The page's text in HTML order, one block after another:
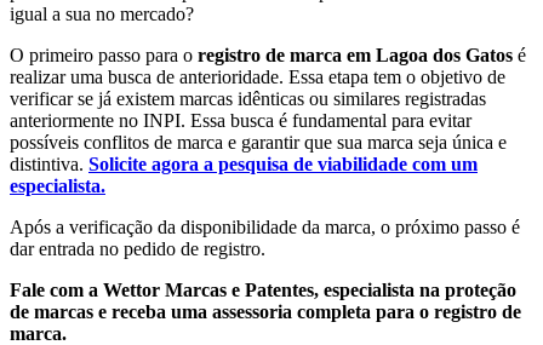
igual a sua no mercado?
O primeiro passo para o registro de marca em Lagoa dos Gatos é
realizar uma busca de anterioridade. Essa etapa tem o objetivo de
verificar se já existem marcas idênticas ou similares registradas
anteriormente no INPI. Essa busca é fundamental para evitar
possíveis conflitos de marca e garantir que sua marca seja única e
distintiva. Solicite agora a pesquisa de viabilidade com um
especialista.
Após a verificação da disponibilidade da marca, o próximo passo é
dar entrada no pedido de registro.
Fale com a Wettor Marcas e Patentes, especialista na proteção
de marcas e receba uma assessoria completa para o registro de
marca.